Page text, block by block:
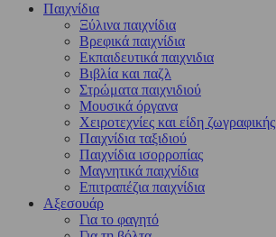
Παιχνίδια
Ξύλινα παιχνίδια
Βρεφικά παιχνίδια
Εκπαιδευτικά παιχνιδια
Βιβλία και παζλ
Στρώματα παιχνιδιού
Μουσικά όργανα
Χειροτεχνίες και είδη ζωγραφικής
Παιχνίδια ταξιδιού
Παιχνίδια ισορροπίας
Μαγνητικά παιχνίδια
Επιτραπέζια παιχνίδια
Αξεσουάρ
Για το φαγητό